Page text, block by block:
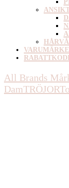
All Brands
DamTRÖJOR